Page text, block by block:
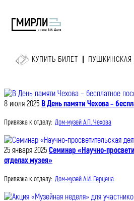
КУПИТЬ БИЛЕТ ПУШКИНСКАЯ
8 июля 2025 В День памяти Чехова –
Привязка к отделу: Дом-музей А.П. Чехова
25 января 2025 Семинар «Научно-
отделах музея»
Привязка к отделу: Дом-музей А.И. Герцена